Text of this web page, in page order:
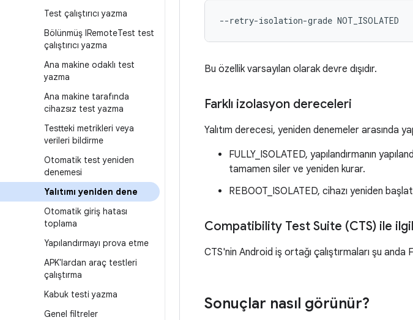
Test çalıştırıcı yazma
Bölünmüş IRemoteTest test
çalıştırıcı yazma
Ana makine odaklı test
yazma
Ana makine tarafında
cihazsız test yazma
Testteki metrikleri veya
verileri bildirme
Otomatik test yeniden
denemesi
Yalıtımı yeniden dene
Otomatik giriş hatası
toplama
Yapılandırmayı prova etme
APK'lardan araç testleri
çalıştırma
Kabuk testi yazma
Genel filtreler
--retry-isolation-grade
Bu özellik varsayılan olarak devre dışıdır.
Farklı izolasyon dereceleri
Yalıtım derecesi, yeniden denemeler arasında
FULLY_ISOLATED, yapılandırmanın
tamamen siler ve yeniden kurar.
REBOOT_ISOLATED, cihazı yeniden
Compatibility Test Suite (CTS) ile
CTS'nin Android iş ortağı çalıştırmaları şu anda
Sonuçlar nasıl görünür?